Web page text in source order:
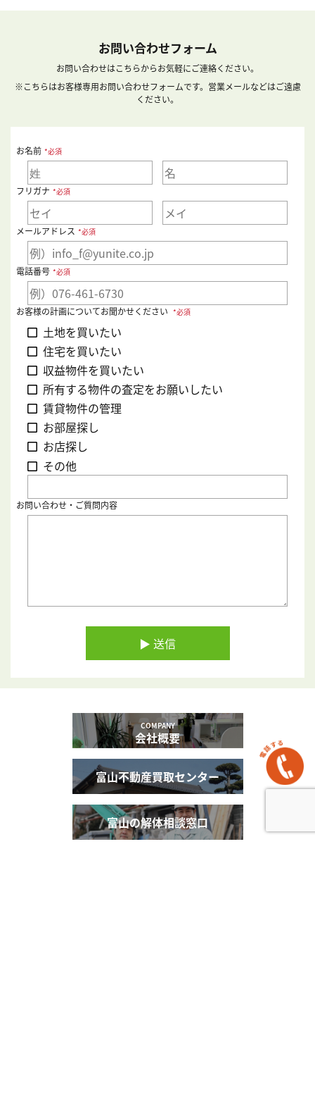
お問い合わせフォーム
お問い合わせはこちらからお気軽にご連絡ください。
※こちらはお客様専用お問い合わせフォームです。営業メールなどはご遠慮
ください。
お名前 *必須
フリガナ *必須
メールアドレス *必須
電話番号 *必須
お客様の計画についてお聞かせください *必須
土地を買いたい
住宅を買いたい
収益物件を買いたい
所有する物件の査定をお願いしたい
賃貸物件の管理
お部屋探し
お店探し
その他
お問い合わせ・ご質問内容
COMPANY
会社概要
富山不動産買取センター
富山の解体相談窓口